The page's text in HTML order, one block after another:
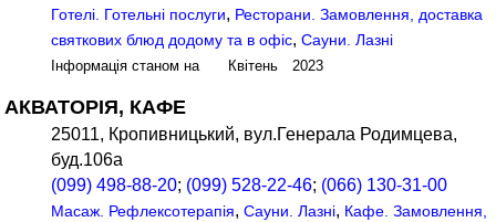
Готелі. Готельні послуги, Ресторани. Замовлення, доставка
святкових блюд додому та в офіс,Сауни. Лазні
Інформація станом на Квітень 2023
АКВАТОРІЯ, КАФЕ
25011, Кропивницький, вул.Генерала Родимцева,
буд.106а
(099) 498-88-20; (099) 528-22-46; (066) 130-31-00
Масаж. Рефлексотерапія,Сауни. Лазні, Кафе. Замовлення,